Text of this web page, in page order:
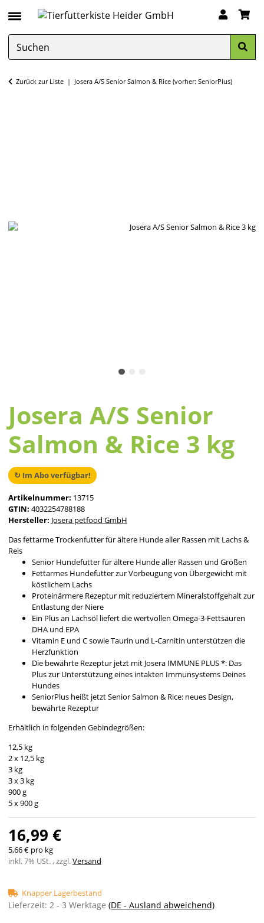
Zurück zur Liste Josera A/S Senior Salmon & Rice (vorher: SeniorPlus)
Josera A/S Senior
Salmon & Rice 3 kg
↻ Im Abo verfügbar!
Artikelnummer: 13715
GTIN: 4032254788188
Hersteller: Josera petfood GmbH
Das fettarme Trockenfutter für ältere Hunde aller Rassen mit Lachs &
Reis
Senior Hundefutter für ältere Hunde aller Rassen und Größen
Fettarmes Hundefutter zur Vorbeugung von Übergewicht mit
köstlichem Lachs
Proteinärmere Rezeptur mit reduziertem Mineralstoffgehalt zur
Entlastung der Niere
Ein Plus an Lachsöl liefert die wertvollen Omega-3-Fettsäuren
DHA und EPA
Vitamin E und C sowie Taurin und L-Carnitin unterstützen die
Herzfunktion
Die bewährte Rezeptur jetzt mit Josera IMMUNE PLUS *: Das
Plus zur Unterstützung eines intakten Immunsystems Deines
Hundes
SeniorPlus heißt jetzt Senior Salmon & Rice: neues Design,
bewährte Rezeptur
Erhältlich in folgenden Gebindegrößen:
12,5 kg
2 x 12,5 kg
3 kg
3 x 3 kg
900 g
5 x 900 g
16,99 €
5,66 € pro kg
inkl. 7% USt. , zzgl.Versand
Knapper Lagerbestand
Lieferzeit: 2 - 3 Werktage (DE - Ausland abweichend)